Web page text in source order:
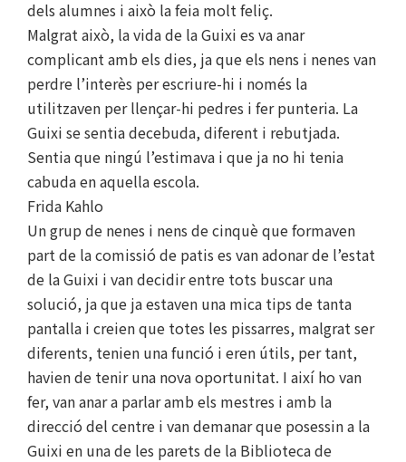
dels alumnes i això la feia molt feliç.
Malgrat això, la vida de la Guixi es va anar
complicant amb els dies, ja que els nens i nenes van
perdre l’interès per escriure-hi i només la
utilitzaven per llençar-hi pedres i fer punteria. La
Guixi se sentia decebuda, diferent i rebutjada.
Sentia que ningú l’estimava i que ja no hi tenia
cabuda en aquella escola.
Frida Kahlo
Un grup de nenes i nens de cinquè que formaven
part de la comissió de patis es van adonar de l’estat
de la Guixi i van decidir entre tots buscar una
solució, ja que ja estaven una mica tips de tanta
pantalla i creien que totes les pissarres, malgrat ser
diferents, tenien una funció i eren útils, per tant,
havien de tenir una nova oportunitat. I així ho van
fer, van anar a parlar amb els mestres i amb la
direcció del centre i van demanar que posessin a la
Guixi en una de les parets de la Biblioteca de